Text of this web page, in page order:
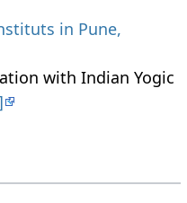
in Pune,
with Indian Yogic